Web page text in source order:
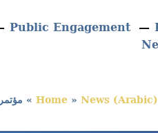
Public Engagement
Home »News (Arabic)
» مؤتمر 2019